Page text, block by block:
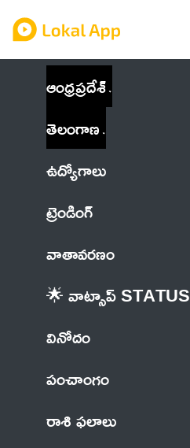
ఆంధ్రప్రదేశ్
తెలంగాణ
ఉద్యోగాలు
ట్రెండింగ్
వాతావరణం
🌟 వాట్సాప్ STATUS
వినోదం
పంచాంగం
రాశి ఫలాలు